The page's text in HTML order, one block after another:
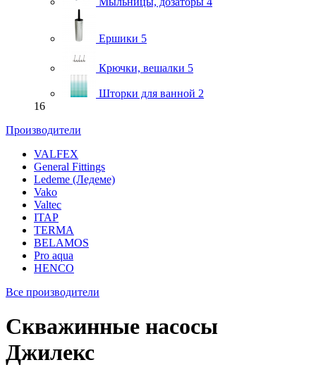
Ершики 5
Крючки, вешалки 5
Шторки для ванной 2
16
Производители
VALFEX
General Fittings
Ledeme (Ледеме)
Vako
Valtec
ITAP
TERMA
BELAMOS
Pro aqua
HENCO
Все производители
Скважинные насосы
Джилекс